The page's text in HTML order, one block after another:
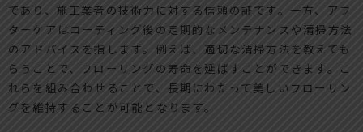
であり、施工業者の技術力に対する信頼の証です。一方、アフ
ターケアはコーティング後の定期的なメンテナンスや清掃方法
のアドバイスを指します。例えば、適切な清掃方法を教えても
らうことで、フローリングの寿命を延ばすことができます。こ
れらを組み合わせることで、長期にわたって美しいフローリン
グを維持することが可能となります。